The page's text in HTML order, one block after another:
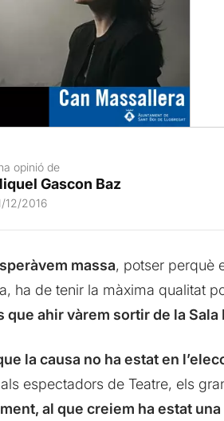
opinió de
Gascon Baz
12/2016
massa, potser perquè
ha de tenir la màxima qualitat
que ahir vàrem sortir de la
la causa no ha estat en
espectadors de Teatre, els
al que creiem ha estat